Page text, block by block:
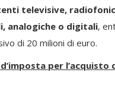
televisive,
analogiche o digitali,
di 20 milioni di euro.
per l’acquisto